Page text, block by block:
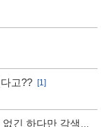
고??
[1]
긴 하다만 각색한